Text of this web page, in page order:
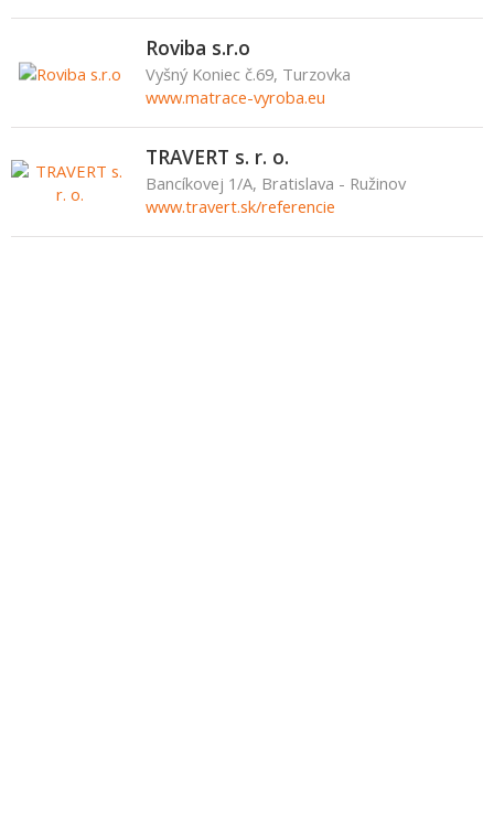
Roviba s.r.o
Vyšný Koniec č.69, Turzovka
www.matrace-vyroba.eu
TRAVERT s. r. o.
Bancíkovej 1/A, Bratislava - Ružinov
www.travert.sk/referencie